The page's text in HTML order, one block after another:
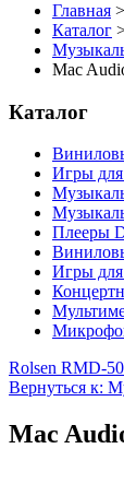
Главная >
Каталог
Mac
Каталог
Игры
Плееры
Игры для
Rolsen RMD-
Вернуться к:
Mac